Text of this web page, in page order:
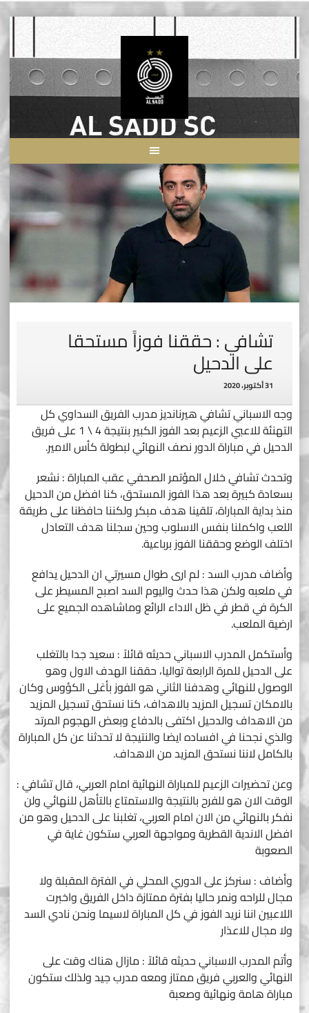
to
content
تشافي : حققنا فوزاً مستحقا
على الدحيل
31 أكتوبر، 2020
وجه الاسباني تشافي هيرنانديز مدرب الفريق السداوي كل
التهنئة للاعبي الزعيم بعد الفوز الكبير بنتيجة 4 \ 1 على فريق
الدحيل في مباراة الدور نصف النهائي لبطولة كأس الامير.
وتحدث تشافي خلال المؤتمر الصحفي عقب المباراة : نشعر
بسعادة كبيرة بعد هذا الفوز المستحق، كنا افضل من الدحيل
منذ بداية المباراة، تلقينا هدف مبكر ولكننا حافظنا على طريقة
اللعب واكملنا بنفس الاسلوب وحين سجلنا هدف التعادل
اختلف الوضع وحققنا الفوز برباعية.
وأضاف مدرب السد : لم ارى طوال مسيرتي ان الدحيل يدافع
في ملعبه ولكن هذا حدث واليوم السد اصبح المسيطر على
الكرة في قطر في ظل الاداء الرائع وماشاهده الجميع على
ارضية الملعب.
وأستكمل المدرب الاسباني حديثه قائلاً : سعيد جدا بالتغلب
على الدحيل للمرة الرابعة تواليا، حققنا الهدف الاول وهو
الوصول للنهائي وهدفنا الثاني هو الفوز بأغلى الكؤوس وكان
بالامكان تسجيل المزيد بالاهداف، كنا نستحق تسجيل المزيد
من الاهداف والدحيل اكتفى بالدفاع وبعض الهجوم المرتد
والذي نجحنا في افساده ايضا والنتيجة لا تحدثنا عن كل المباراة
بالكامل لاننا نستحق المزيد من الاهداف.
وعن تحضيرات الزعيم للمباراة النهائية امام العربي، قال تشافي :
الوقت الان هو للفرح بالنتيجة والاستمتاع بالتأهل للنهائي ولن
نفكر بالنهائي من الان امام العربي، تغلبنا على الدحيل وهو من
افضل الاندية القطرية ومواجهة العربي ستكون غاية في
الصعوبة
وأضاف : سنركز على الدوري المحلي في الفترة المقبلة ولا
مجال للراحه ونمر حاليا بفترة ممتازة داخل الفريق واخبرت
اللاعبين اننا نريد الفوز في كل المباراة لاسيما ونحن نادي السد
ولا مجال للاعذار
وأتم المدرب الاسباني حديثه قائلاً : مازال هناك وقت على
النهائي والعربي فريق ممتاز ومعه مدرب جيد ولذلك ستكون
مباراة هامة ونهائية وصعبة